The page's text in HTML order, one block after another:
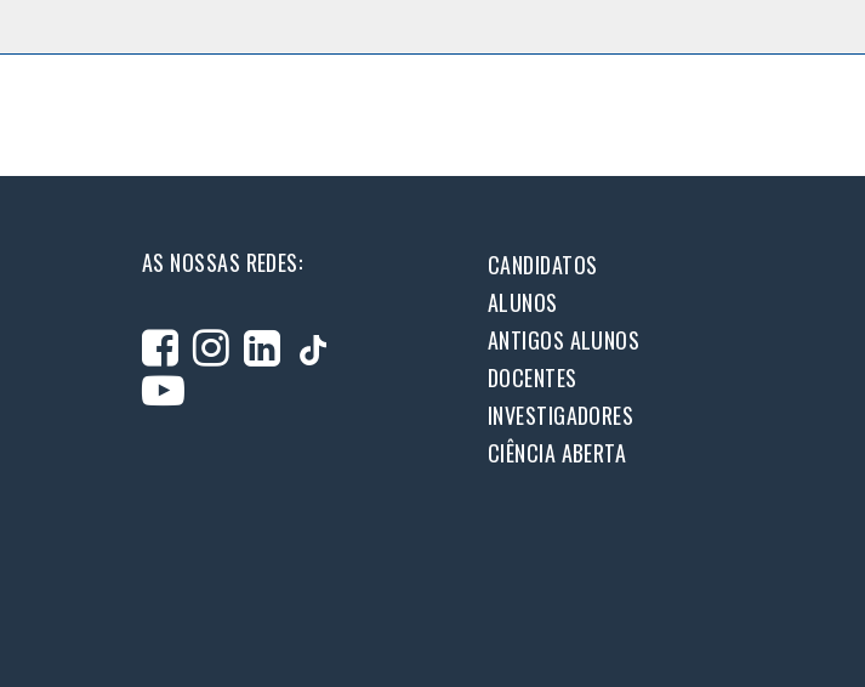
AS NOSSAS REDES: CANDIDATOS
ALUNOS
ANTIGOS ALUNOS
DOCENTES
INVESTIGADORES
CIÊNCIA ABERTA